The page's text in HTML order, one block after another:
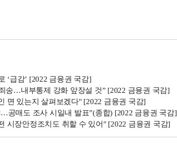
‘급감’ [2022 금융권 국감]
송…내부통제 강화 앞장설 것” [2022 금융권 국감]
면 있는지 살펴보겠다" [2022 금융권 국감]
공매도 조사 시일내 발표”(종합) [2022 금융권 국감]
장안정조치도 취할 수 있어" [2022 금융권 국감]